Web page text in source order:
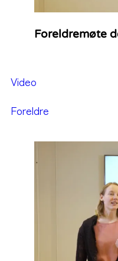
Foreldremøte
Video
Foreldre